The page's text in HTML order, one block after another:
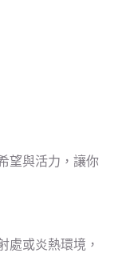
望與活力，讓你
處或炎熱環境，